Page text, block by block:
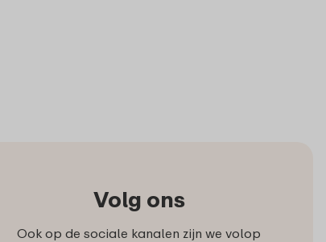
Volg ons
Ook op de sociale kanalen zijn we volop